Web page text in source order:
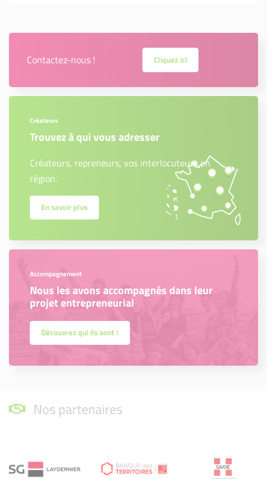
Contactez-nous ! Cliquez ici
Créateurs
Trouvez à qui vous adresser
Créateurs, repreneurs, vos interlocuteurs en
région.
En savoir plus
Accompagnement
Nous les avons accompagnés dans leur
projet entrepreneurial
Découvrez qui ils sont !
Nos partenaires